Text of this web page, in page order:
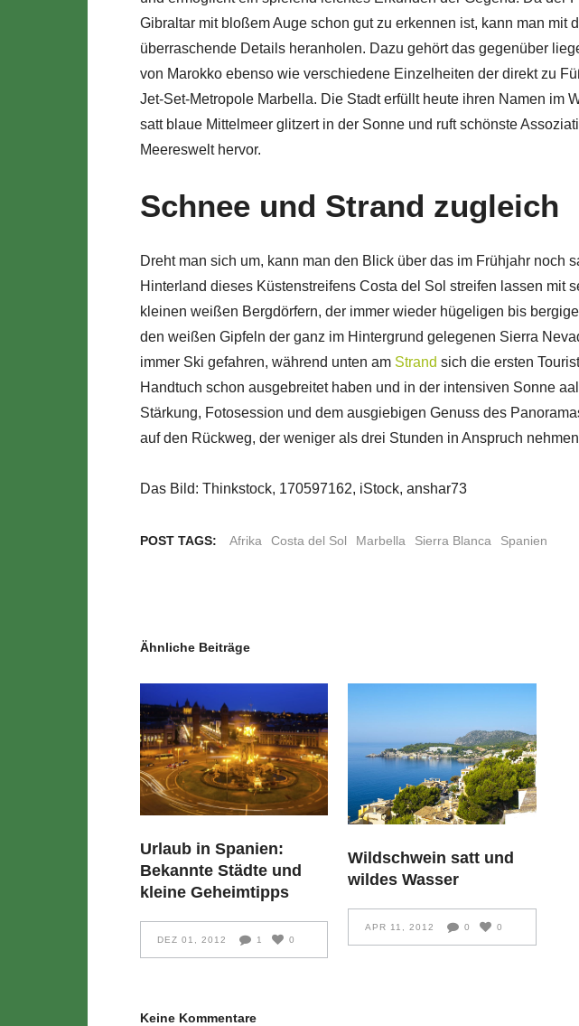
Gibraltar mit bloßem Auge schon gut zu erkennen ist, kann man mit
überraschende Details heranholen. Dazu gehört das gegenüber
von Marokko ebenso wie verschiedene Einzelheiten der direkt zu
Jet-Set-Metropole Marbella. Die Stadt erfüllt heute ihren Namen im
satt blaue Mittelmeer glitzert in der Sonne und ruft schönste
Meereswelt hervor.
Schnee und Strand zugleich
Dreht man sich um, kann man den Blick über das im Frühjahr noch
Hinterland dieses Küstenstreifens Costa del Sol streifen lassen mit
kleinen weißen Bergdörfern, der immer wieder hügeligen bis
den weißen Gipfeln der ganz im Hintergrund gelegenen Sierra
immer Ski gefahren, während unten am Strand sich die ersten
Handtuch schon ausgebreitet haben und in der intensiven Sonne
Stärkung, Fotosession und dem ausgiebigen Genuss des
auf den Rückweg, der weniger als drei Stunden in Anspruch
Das Bild: Thinkstock, 170597162, iStock, anshar73
POST TAGS: Afrika Costa del Sol Marbella Sierra Blanca Spanien
Ähnliche Beiträge
Urlaub in Spanien:
Bekannte Städte und
kleine Geheimtipps
DEZ 01, 2012 1 0
Wildschwein satt und
wildes Wasser
APR 11, 2012 0 0
Keine Kommentare